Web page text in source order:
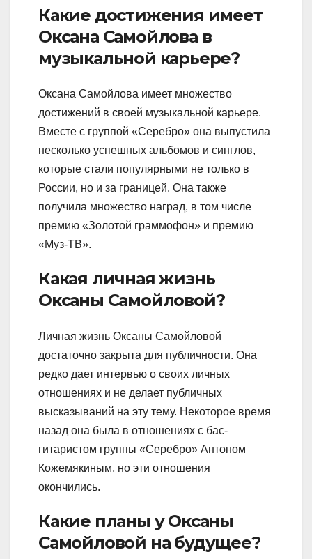
Какие достижения имеет
Оксана Самойлова в
музыкальной карьере?
Оксана Самойлова имеет множество
достижений в своей музыкальной карьере.
Вместе с группой «Серебро» она выпустила
несколько успешных альбомов и синглов,
которые стали популярными не только в
России, но и за границей. Она также
получила множество наград, в том числе
премию «Золотой граммофон» и премию
«Муз-ТВ».
Какая личная жизнь
Оксаны Самойловой?
Личная жизнь Оксаны Самойловой
достаточно закрыта для публичности. Она
редко дает интервью о своих личных
отношениях и не делает публичных
высказываний на эту тему. Некоторое время
назад она была в отношениях с бас-
гитаристом группы «Серебро» Антоном
Кожемякиным, но эти отношения
окончились.
Какие планы у Оксаны
Самойловой на будущее?